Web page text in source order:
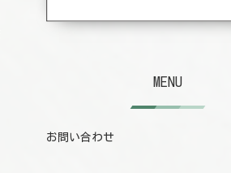
MENU
お問い合わせ